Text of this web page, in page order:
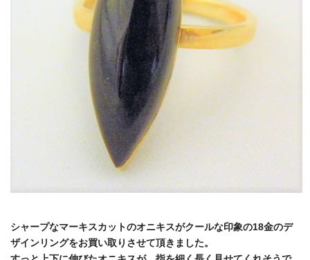
シャープなマーキスカットのオニキスがクールな印象の18金のデ
ザインリングをお買い取りさせて頂きました。